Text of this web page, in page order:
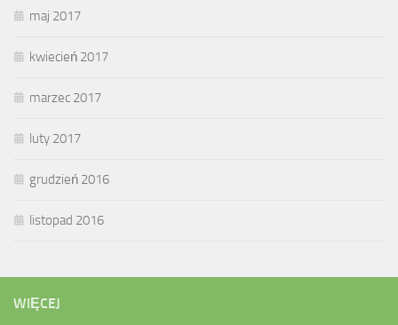
maj 2017
kwiecień 2017
marzec 2017
luty 2017
grudzień 2016
listopad 2016
WIĘCEJ